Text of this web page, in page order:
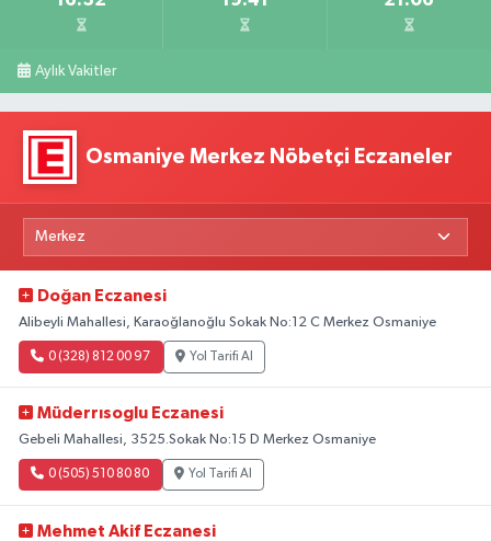
Aylık Vakitler
Osmaniye Merkez Nöbetçi Eczaneler
Doğan Eczanesi
Alibeyli Mahallesi, Karaoğlanoğlu Sokak No:12 C Merkez Osmaniye
0 (328) 812 00 97 Yol Tarifi Al
Müderrısoglu Eczanesi
Gebeli Mahallesi, 3525.Sokak No:15 D Merkez Osmaniye
0 (505) 510 80 80 Yol Tarifi Al
Mehmet Akif Eczanesi